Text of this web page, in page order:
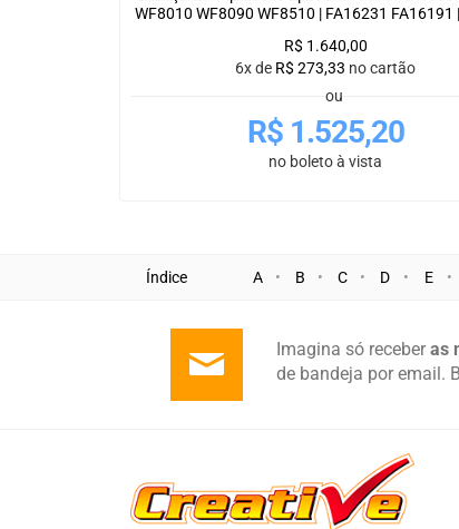
WF8010 WF8090 WF8510 | FA16231 FA16191
R$ 1.640,00
6x de R$ 273,33 no cartão
ou
R$1.525,20
no boleto à vista
Índice A B C D E
Imagina só receberas
de bandeja por email.